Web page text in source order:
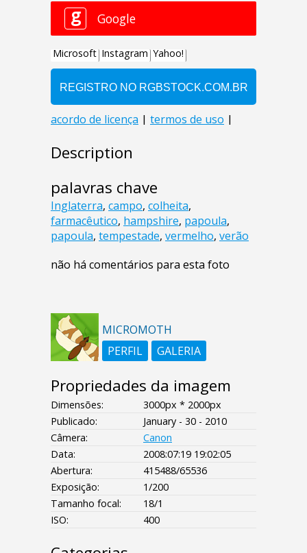
Description
palavras chave
Inglaterra, campo, colheita,
farmacêutico, hampshire, papoula,
papoula, tempestade, vermelho, verão
não há comentários para esta foto
MICROMOTH
PERFIL
GALERIA
Propriedades da imagem
Dimensões:
3000px * 2000px
Publicado:
January - 30 - 2010
Câmera:
Canon
Data:
2008:07:19 19:02:05
Abertura:
415488/65536
Exposição:
1/200
Tamanho focal:
18/1
ISO:
400